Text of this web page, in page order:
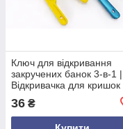
Ключ для відкривання
закручених банок 3-в-1 |
Відкривачка для кришок
Універсальний кухонний
інструмент з ПП пла
36 ₴